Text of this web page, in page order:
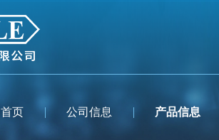
首页 公司信息 产品信息